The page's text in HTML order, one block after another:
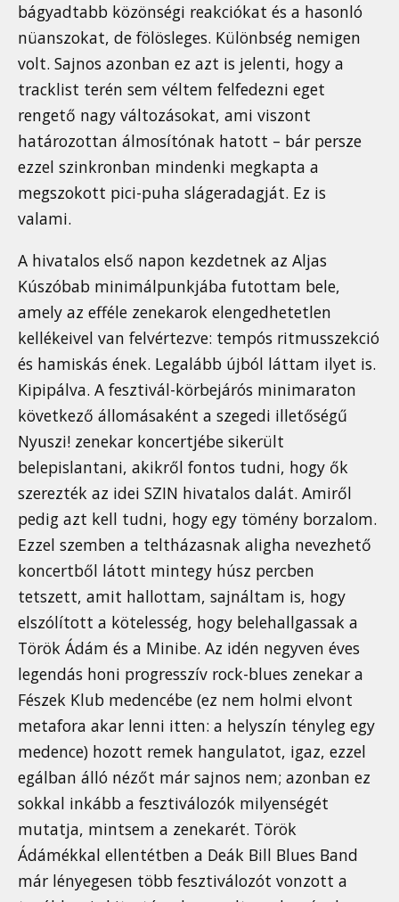
bágyadtabb közönségi reakciókat és a hasonló
nüanszokat, de fölösleges. Különbség nemigen
volt. Sajnos azonban ez azt is jelenti, hogy a
tracklist terén sem véltem felfedezni eget
rengető nagy változásokat, ami viszont
határozottan álmosítónak hatott – bár persze
ezzel szinkronban mindenki megkapta a
megszokott pici-puha slágeradagját. Ez is
valami.
A hivatalos első napon kezdetnek az Aljas
Kúszóbab minimálpunkjába futottam bele,
amely az efféle zenekarok elengedhetetlen
kellékeivel van felvértezve: tempós ritmusszekció
és hamiskás ének. Legalább újból láttam ilyet is.
Kipipálva. A fesztivál-körbejárós minimaraton
következő állomásaként a szegedi illetőségű
Nyuszi! zenekar koncertjébe sikerült
belepislantani, akikről fontos tudni, hogy ők
szerezték az idei SZIN hivatalos dalát. Amiről
pedig azt kell tudni, hogy egy tömény borzalom.
Ezzel szemben a teltházasnak aligha nevezhető
koncertből látott mintegy húsz percben
tetszett, amit hallottam, sajnáltam is, hogy
elszólított a kötelesség, hogy belehallgassak a
Török Ádám és a Minibe. Az idén negyven éves
legendás honi progresszív rock-blues zenekar a
Fészek Klub medencébe (ez nem holmi elvont
metafora akar lenni itten: a helyszín tényleg egy
medence) hozott remek hangulatot, igaz, ezzel
egálban álló nézőt már sajnos nem; azonban ez
sokkal inkább a fesztiválozók milyenségét
mutatja, mintsem a zenekarét. Török
Ádámékkal ellentétben a Deák Bill Blues Band
már lényegesen több fesztiválozót vonzott a